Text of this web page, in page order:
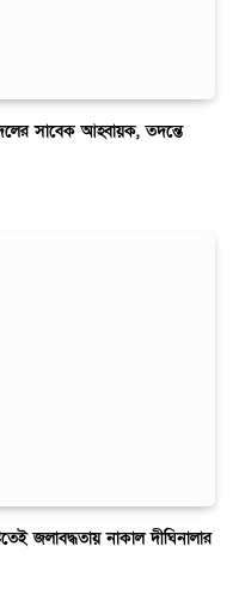
সাবেক আহ্বায়ক, তদন্তে
জলাবদ্ধতায় নাকাল দীঘিনালার